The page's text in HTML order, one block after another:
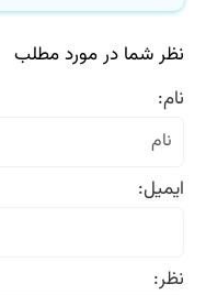
نظر شما در مورد مطلب
نام:
ایمیل:
نظر: